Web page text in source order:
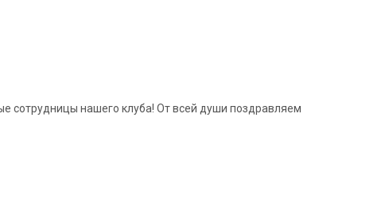
нашего клуба! От всей души поздравляем